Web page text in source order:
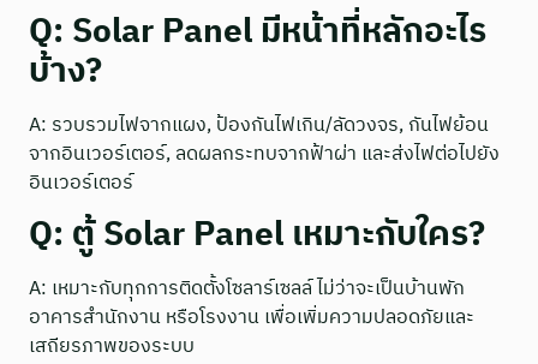
Q: Solar Panel มีหน้าที่หลักอะไร
บ้าง?
A: รวบรวมไฟจากแผง, ป้องกันไฟเกิน/ลัดวงจร, กันไฟย้อน
จากอินเวอร์เตอร์, ลดผลกระทบจากฟ้าผ่า และส่งไฟต่อไปยัง
อินเวอร์เตอร์
Q: ตู้ Solar Panel เหมาะกับใคร?
A: เหมาะกับทุกการติดตั้งโซลาร์เซลล์ ไม่ว่าจะเป็นบ้านพัก
อาคารสำนักงาน หรือโรงงาน เพื่อเพิ่มความปลอดภัยและ
เสถียรภาพของระบบ